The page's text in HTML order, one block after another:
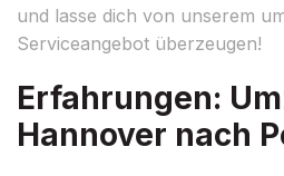
und lasse dich von unserem
Serviceangebot überzeugen!
Erfahrungen:
Hannover nach